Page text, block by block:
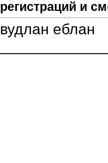
регистраций и
вудлан еблан